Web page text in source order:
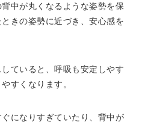
中が丸くなるような姿勢を保
きの姿勢に近づき、安心感を
ていると、呼吸も安定しやす
すくなります。
になりすぎていたり、背中が